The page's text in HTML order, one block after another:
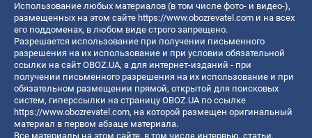
Использование любых материалов (в том числе фото- и видео-),
размещенных на этом сайте https://www.obozrevatel.com и на всех
его поддоменах, в любом виде строго запрещено.
Разрешается использование при получении письменного
разрешения на их использование и при условии обязательной
ссылки на сайт OBOZ.UA, а для интернет-изданий - при
получении письменного разрешения на их использование и при
обязательном размещении прямой, открытой для поисковых
систем, гиперссылки на страницу OBOZ.UA по ссылке
https://www.obozrevatel.com, на которой размещен оригинальный
материал в первом абзаце материала.
Все материалы на этом сайте, в том числе интервью, статьи,